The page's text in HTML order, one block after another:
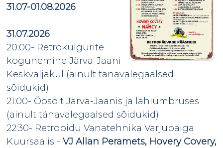
31.07-01.08.2026
31.07.2026
20:00- Retrokulgurite
kogunemine Järva-Jaani
Keskväljakul (ainult tänavalegaalsed
sõidukid)
21:00- Öösõit Järva-Jaanis ja lähiümbruses
(ainult tänavalegaalsed sõidukid)
22:30- Retropidu Vanatehnika Varjupaiga
Kuursaalis - VJ Allan Peramets, Hovery Covery,